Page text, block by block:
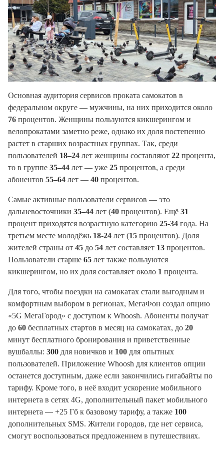
Основная аудитория сервисов проката самокатов в
федеральном округе — мужчины, на них приходится около
76 процентов. Женщины пользуются кикшерингом и
велопрокатами заметно реже, однако их доля постепенно
растет в старших возрастных группах. Так, среди
пользователей 18–24 лет женщины составляют 22 процента,
то в группе 35–44 лет — уже 25 процентов, а среди
абонентов 55–64 лет — 40 процентов.
Самые активные пользователи сервисов — это
дальневосточники 35–44 лет (40 процентов). Ещё 31
процент приходятся возрастную категорию 25-34 года. На
третьем месте молодёжь 18-24 лет (15 процентов). Доля
жителей страны от 45 до 54 лет составляет 13 процентов.
Пользователи старше 65 лет также пользуются
кикшерингом, но их доля составляет около 1 процента.
Для того, чтобы поездки на самокатах стали выгодным и
комфортным выбором в регионах, МегаФон создал опцию
«5G МегаГород» с доступом к Whoosh. Абоненты получат
до 60 бесплатных стартов в месяц на самокатах, до 20
минут бесплатного бронирования и приветственные
вушбаллы: 300 для новичков и 100 для опытных
пользователей. Приложение Whoosh для клиентов опции
останется доступным, даже если закончились гигабайты по
тарифу. Кроме того, в неё входит ускорение мобильного
интернета в сетях 4G, дополнительный пакет мобильного
интернета — +25 Гб к базовому тарифу, а также 100
дополнительных SMS. Жители городов, где нет сервиса,
смогут воспользоваться предложением в путешествиях.